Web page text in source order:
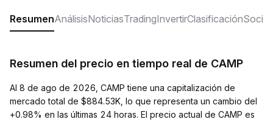
ResumenAnálisisNoticiasTradingInvertirClasificaciónSocial
Resumen del precio en tiempo real de CAMP
Al 8 de ago de 2026, CAMP tiene una capitalización de
mercado total de $884.53K, lo que representa un cambio del
+0.98% en las últimas 24 horas. El precio actual de CAMP es